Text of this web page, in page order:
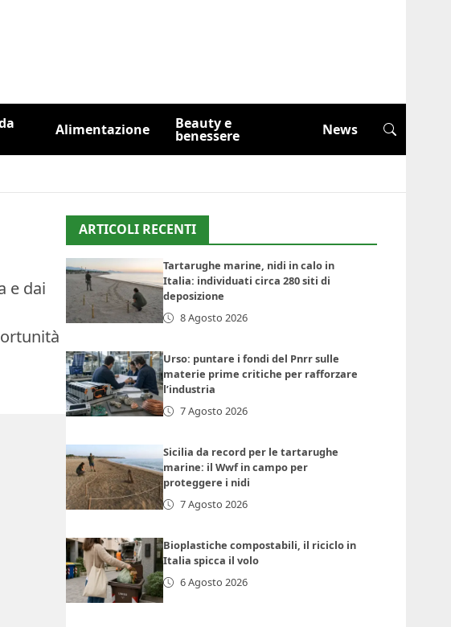
Alimentazione Beauty e
benessere News
e dai
ARTICOLI RECENTI
Tartarughe marine, nidi in calo in
Italia: individuati circa 280 siti di
deposizione
8 Agosto 2026
Urso: puntare i fondi del Pnrr sulle
materie prime critiche per rafforzare
l’industria
7 Agosto 2026
Sicilia da record per le tartarughe
marine: il Wwf in campo per
proteggere i nidi
7 Agosto 2026
Bioplastiche compostabili, il riciclo in
Italia spicca il volo
6 Agosto 2026